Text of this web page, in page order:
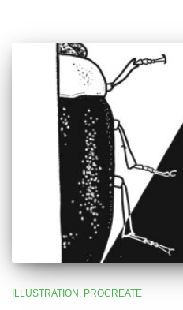
ILLUSTRATION PROCREATE